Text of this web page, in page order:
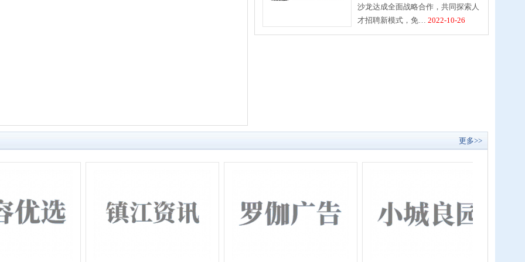
沙龙达成全面战略合作，共同探索人
才招聘新模式，免… 2022-10-26
更多>>